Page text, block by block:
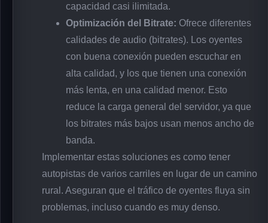
capacidad casi ilimitada.
Optimización del Bitrate: Ofrece diferentes
calidades de audio (bitrates). Los oyentes
con buena conexión pueden escuchar en
alta calidad, y los que tienen una conexión
más lenta, en una calidad menor. Esto
reduce la carga general del servidor, ya que
los bitrates más bajos usan menos ancho de
banda.
Implementar estas soluciones es como tener
autopistas de varios carriles en lugar de un camino
rural. Aseguran que el tráfico de oyentes fluya sin
problemas, incluso cuando es muy denso.